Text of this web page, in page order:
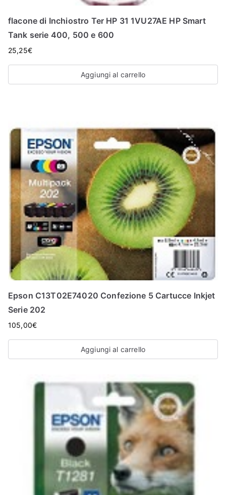
flacone di Inchiostro Ter HP 31 1VU27AE HP Smart
Tank serie 400, 500 e 600
25,25€
Aggiungi al carrello
Epson C13T02E74020 Confezione 5 Cartucce Inkjet
Serie 202
105,00€
Aggiungi al carrello